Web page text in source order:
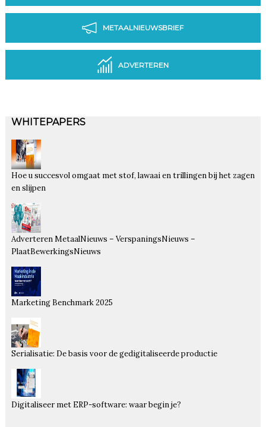
METAALNIEUWSBRIEF
ADVERTEREN
WHITEPAPERS
Hoe u succesvol omgaat met stof, lawaai en trillingen bij het zagen
en slijpen
Adverteren MetaalNieuws – VerspaningsNieuws –
PlaatBewerkingsNieuws
Marketing Benchmark 2025
Serialisatie: De basis voor de gedigitaliseerde productie
Digitaliseer met ERP-software: waar begin je?